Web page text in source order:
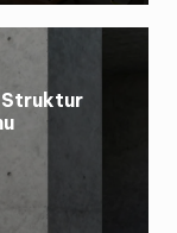
Struktur